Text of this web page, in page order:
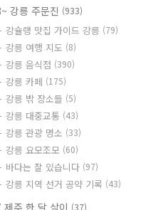
강릉 주문진 (933)
강슐랭 맛집 가이드 강릉 (79)
강릉 여행 지도 (8)
강릉 음식점 (390)
강릉 카페 (175)
강릉 밖 장소들 (5)
강릉 대중교통 (43)
강릉 관광 명소 (33)
강릉 요모조모 (60)
바다는 잘 있습니다 (97)
강릉 지역 선거 공약 기록 (43)
제주 한 달 살이 (37)